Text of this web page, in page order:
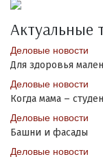
Актуальные
Деловые новости
Для здоровья
Деловые новости
Когда мама –
Деловые новости
Башни и фасады
Деловые новости